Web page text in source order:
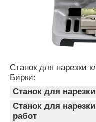
контактные данные
Все случаи
Автоматические
Станок для нарезки
Бирки:
Станок для
Станок для
работ